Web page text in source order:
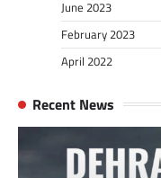
June 2023
February 2023
April 2022
Recent News